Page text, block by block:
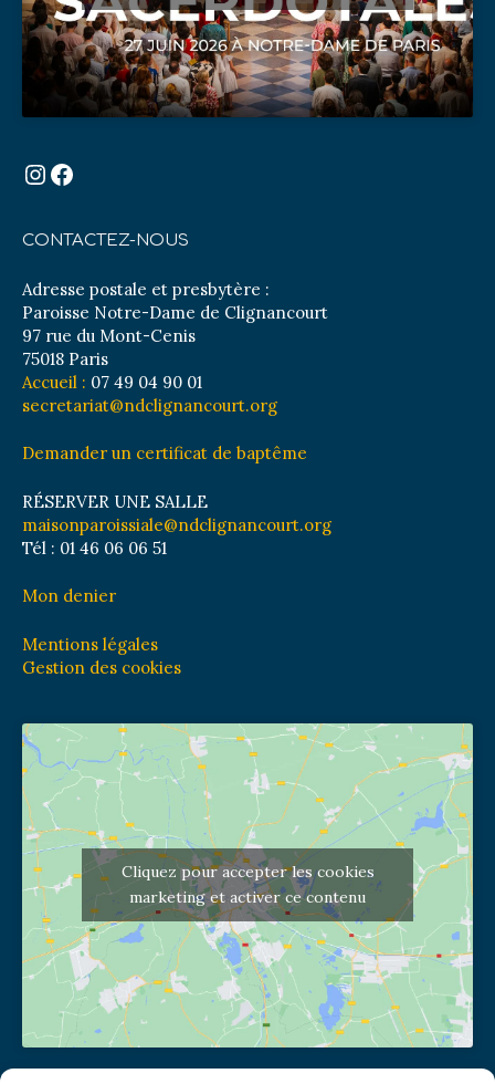
Instagram
Facebook
CONTACTEZ-NOUS
Adresse postale et presbytère :
Paroisse Notre-Dame de Clignancourt
97 rue du Mont-Cenis
75018 Paris
Accueil : 07 49 04 90 01
secretariat@ndclignancourt.org
Demander un certificat de baptême
RÉSERVER UNE SALLE
maisonparoissiale@ndclignancourt.org
Tél : 01 46 06 06 51
Mon denier
Mentions légales
Gestion des cookies
Cliquez pour accepter les cookies
marketing et activer ce contenu